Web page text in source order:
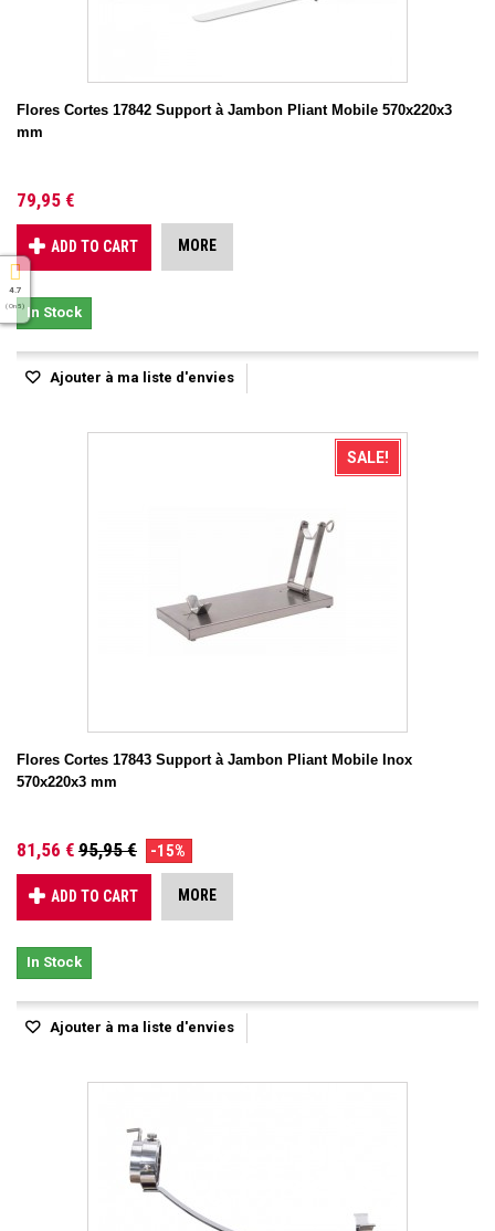
Flores Cortes 17842 Support à Jambon Pliant Mobile 570x220x3
mm
79,95 €
ADD TO CART MORE
In Stock
Ajouter à ma liste d'envies
SALE!
Flores Cortes 17843 Support à Jambon Pliant Mobile Inox
570x220x3 mm
81,56 € 95,95 € -15%
ADD TO CART MORE
In Stock
Ajouter à ma liste d'envies
4.7
( On 5 )